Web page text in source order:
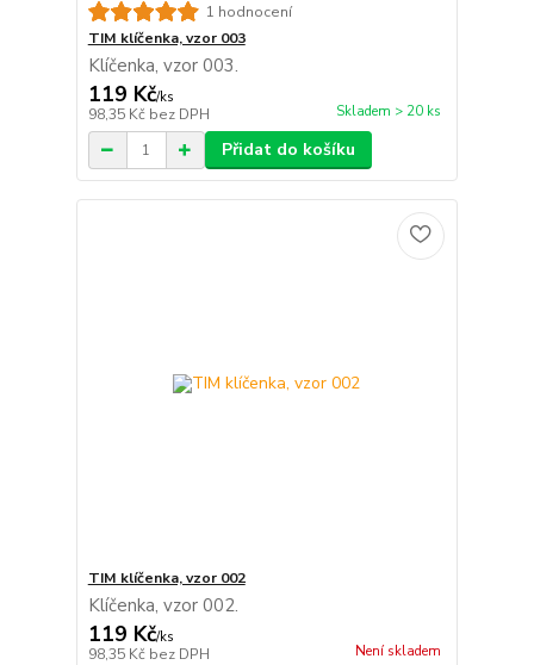
1 hodnocení
TIM klíčenka, vzor 003
Klíčenka, vzor 003.
119 Kč/ks
98,35 Kč bez DPH Skladem > 20 ks
Přidat do košíku
TIM klíčenka, vzor 002
Klíčenka, vzor 002.
119 Kč/ks
98,35 Kč bez DPH Není skladem